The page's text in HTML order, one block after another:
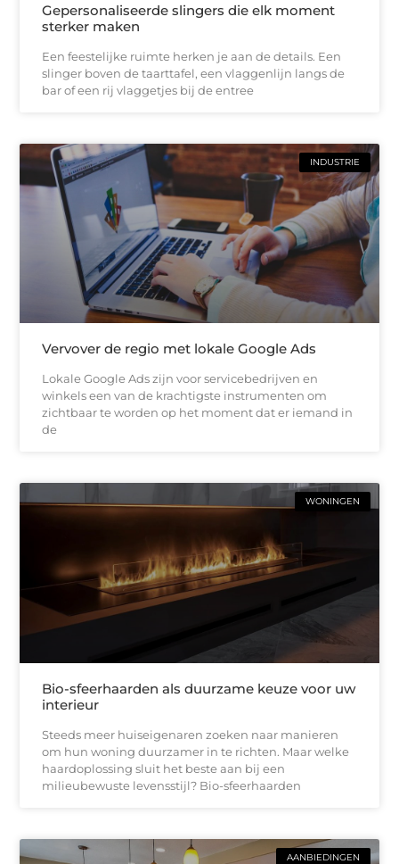
Gepersonaliseerde slingers die elk moment
sterker maken
Een feestelijke ruimte herken je aan de details. Een
slinger boven de taarttafel, een vlaggenlijn langs de
bar of een rij vlaggetjes bij de entree
INDUSTRIE
Vervover de regio met lokale Google Ads
Lokale Google Ads zijn voor servicebedrijven en
winkels een van de krachtigste instrumenten om
zichtbaar te worden op het moment dat er iemand in
de
WONINGEN
Bio-sfeerhaarden als duurzame keuze voor uw
interieur
Steeds meer huiseigenaren zoeken naar manieren
om hun woning duurzamer in te richten. Maar welke
haardoplossing sluit het beste aan bij een
milieubewuste levensstijl? Bio-sfeerhaarden
AANBIEDINGEN